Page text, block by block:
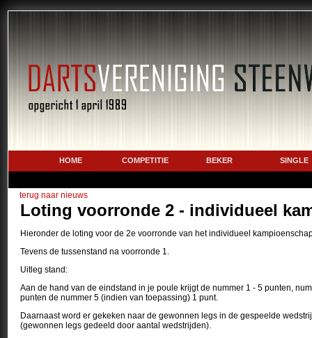
HOME COMPETITIE BEKER SINGLE
terug naar nieuws
Loting voorronde 2 - individueel
Hieronder de loting voor de 2e voorronde van het individueel
Tevens de tussenstand na voorronde 1.
Uitleg stand:
Aan de hand van de eindstand in je poule krijgt de nummer 1 - 5 punten,
punten de nummer 5 (indien van toepassing) 1 punt.
Daarnaast word er gekeken naar de gewonnen legs in de gespeelde
(gewonnen legs gedeeld door aantal wedstrijden).